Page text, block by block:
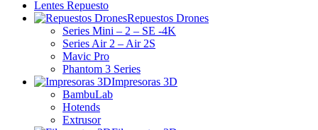
Lentes Repuesto
Repuestos Drones
Series Mini – 2 – SE -4K
Series Air 2 – Air 2S
Mavic Pro
Phantom 3 Series
Impresoras 3D
BambuLab
Hotends
Extrusor